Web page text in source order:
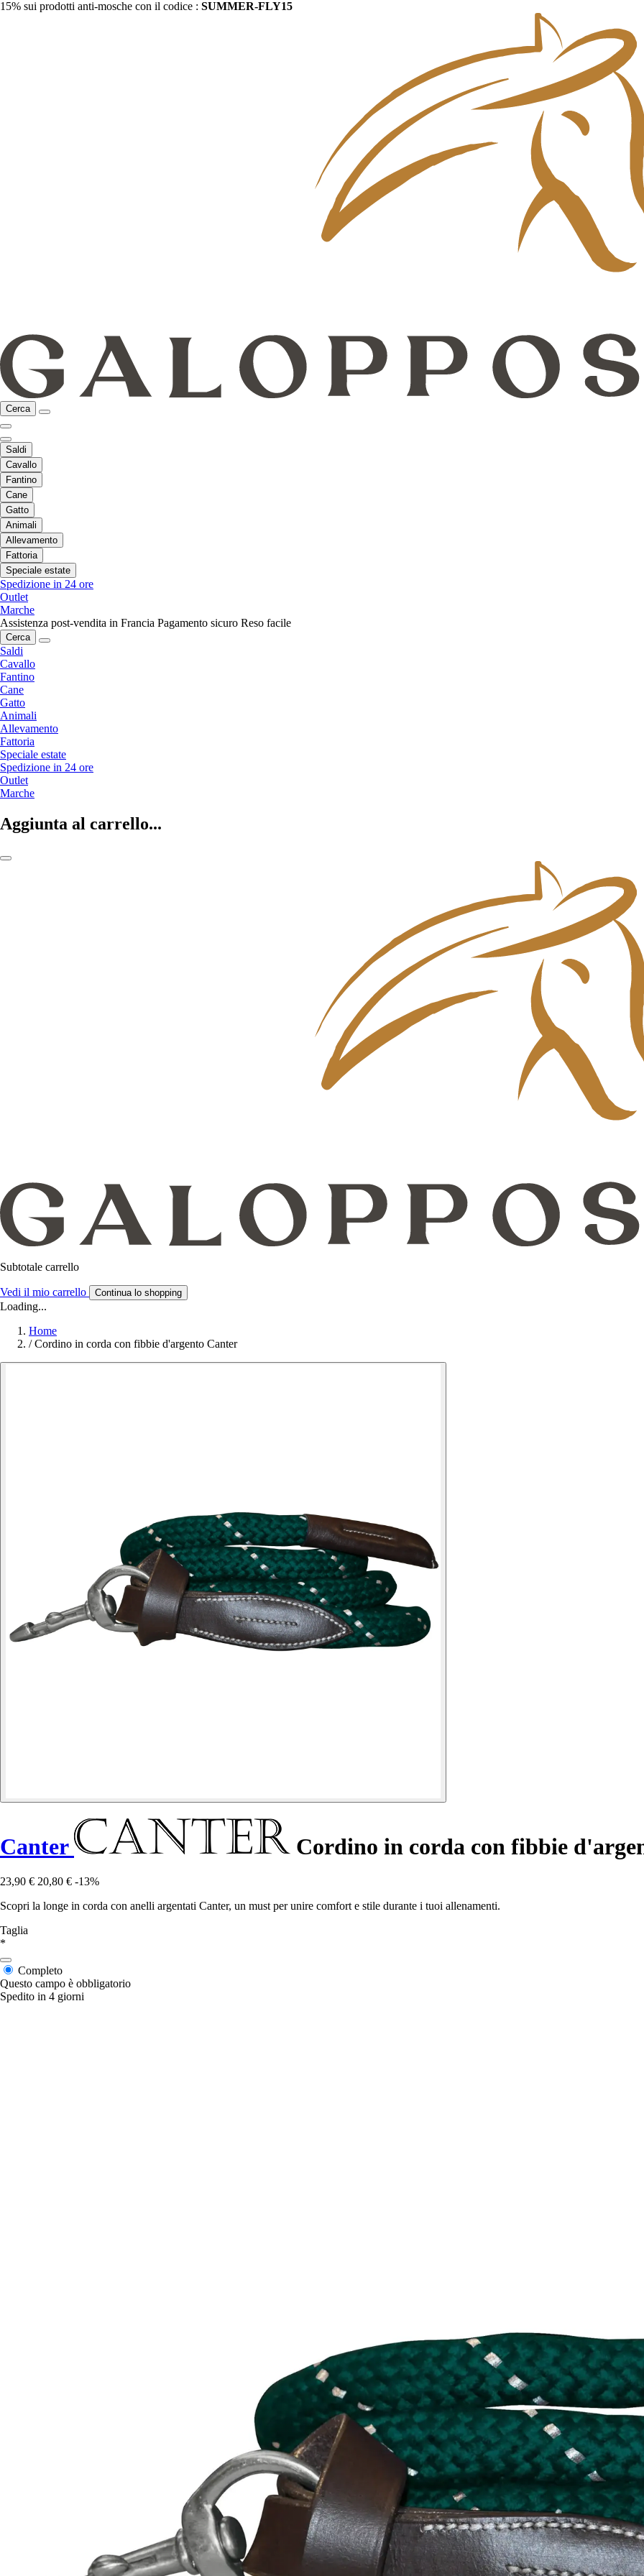
15% sui prodotti anti-mosche con il codice : SUMMER-FLY15
Cerca
Saldi
Cavallo
Fantino
Cane
Gatto
Animali
Allevamento
Fattoria
Speciale estate
Spedizione in 24 ore
Outlet
Marche
Assistenza post-vendita in Francia Pagamento sicuro Reso facile
Cerca
Saldi
Cavallo
Fantino
Cane
Gatto
Animali
Allevamento
Fattoria
Speciale estate
Spedizione in 24 ore
Outlet
Marche
Aggiunta al carrello...
Subtotale carrello
Vedi il mio carrello Continua lo shopping
Loading...
Home
/ Cordino in corda con fibbie d'argento Canter
Canter Cordino in corda con fibbie
23,90 € 20,80 € -13%
Scopri la longe in corda con anelli argentati Canter, un must per unire comfort e stile durante i tuoi allenamenti.
Taglia
*
Completo
Questo campo è obbligatorio
Spedito in 4 giorni